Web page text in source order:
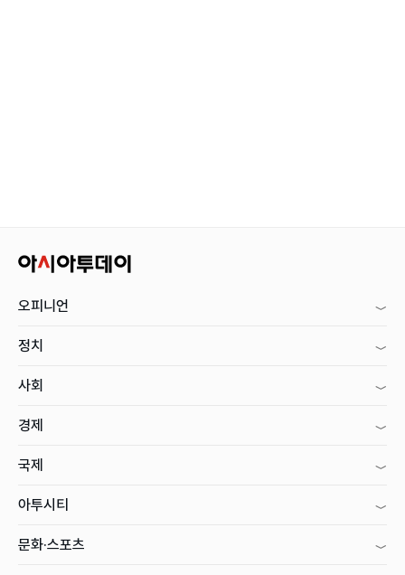
오피니언
정치
사회
경제
국제
아투시티
문화·스포츠